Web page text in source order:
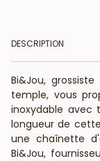
DESCRIPTION
Bi&Jou,
temple, vous
inoxydable avec
longueur de
une chaînette
Bi&Jou,